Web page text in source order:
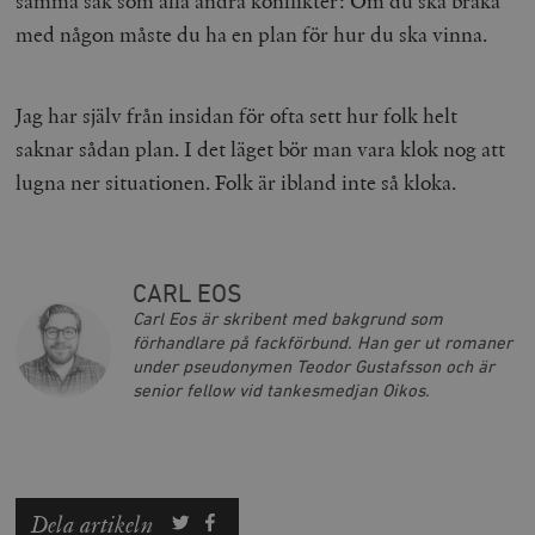
med någon måste du ha en plan för hur du ska vinna.
Jag har själv från insidan för ofta sett hur folk helt
saknar sådan plan. I det läget bör man vara klok nog att
lugna ner situationen. Folk är ibland inte så kloka.
CARL EOS
Carl Eos är skribent med bakgrund som
förhandlare på fackförbund. Han ger ut romaner
under pseudonymen Teodor Gustafsson och är
senior fellow vid tankesmedjan Oikos.
Dela artikeln
ordentligt utan strikt nödvändiga cookies.
Leverantör
/ Domän
_hjFirstSeen
Hotjar Ltd
.timbro.se